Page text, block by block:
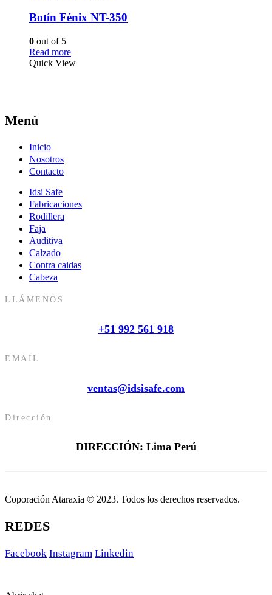
Botín Fénix NT-350
0 out of 5
Read more
Quick View
Menú
Inicio
Nosotros
Contacto
Idsi Safe
Fabricaciones
Rodillera
Faja
Auditiva
Calzado
Contra caidas
Cabeza
LLÁMENOS
+51 992 561 918
EMAIL
ventas@idsisafe.com
Dirección
DIRECCIÓN: Lima Perú
Coporación Ataraxia © 2023. Todos los derechos reservados.
REDES
Facebook Instagram Linkedin